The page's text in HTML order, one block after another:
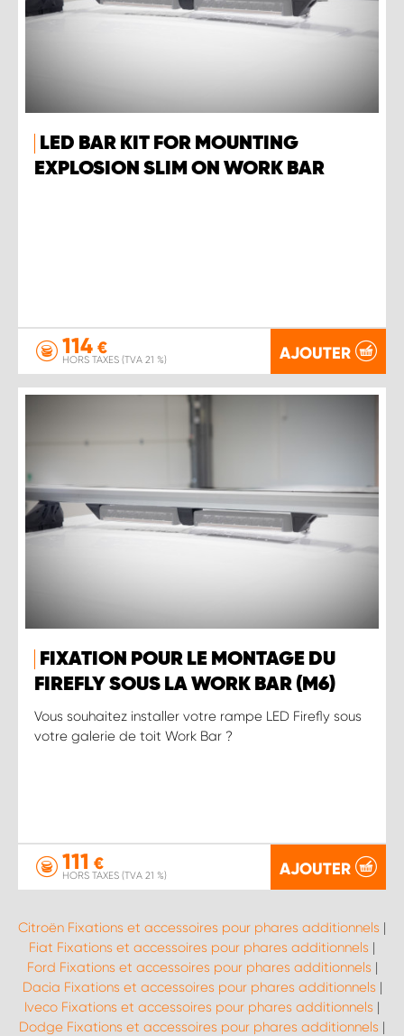
LED BAR KIT FOR MOUNTING
EXPLOSION SLIM ON WORK BAR
114 €
HORS TAXES (TVA 21 %) AJOUTER
FIXATION POUR LE MONTAGE DU
FIREFLY SOUS LA WORK BAR (M6)
Vous souhaitez installer votre rampe LED Firefly sous
votre galerie de toit Work Bar ?
111 €
HORS TAXES (TVA 21 %) AJOUTER
Citroën Fixations et accessoires pour phares additionnels |
Fiat Fixations et accessoires pour phares additionnels |
Ford Fixations et accessoires pour phares additionnels |
Dacia Fixations et accessoires pour phares additionnels |
Iveco Fixations et accessoires pour phares additionnels |
Dodge Fixations et accessoires pour phares additionnels |